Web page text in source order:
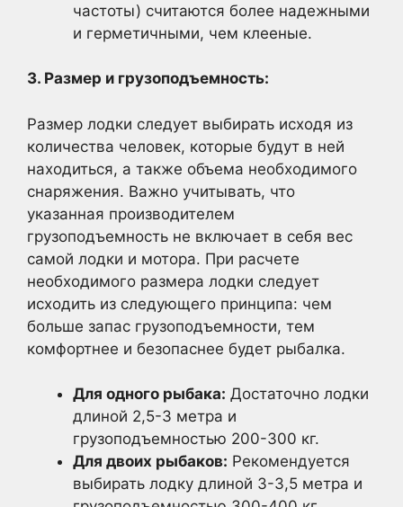
частоты) считаются более надежными
и герметичными, чем клееные.
3. Размер и грузоподъемность:
Размер лодки следует выбирать исходя из
количества человек, которые будут в ней
находиться, а также объема необходимого
снаряжения. Важно учитывать, что
указанная производителем
грузоподъемность не включает в себя вес
самой лодки и мотора. При расчете
необходимого размера лодки следует
исходить из следующего принципа: чем
больше запас грузоподъемности, тем
комфортнее и безопаснее будет рыбалка.
Для одного рыбака: Достаточно лодки
длиной 2,5-3 метра и
грузоподъемностью 200-300 кг.
Для двоих рыбаков: Рекомендуется
выбирать лодку длиной 3-3,5 метра и